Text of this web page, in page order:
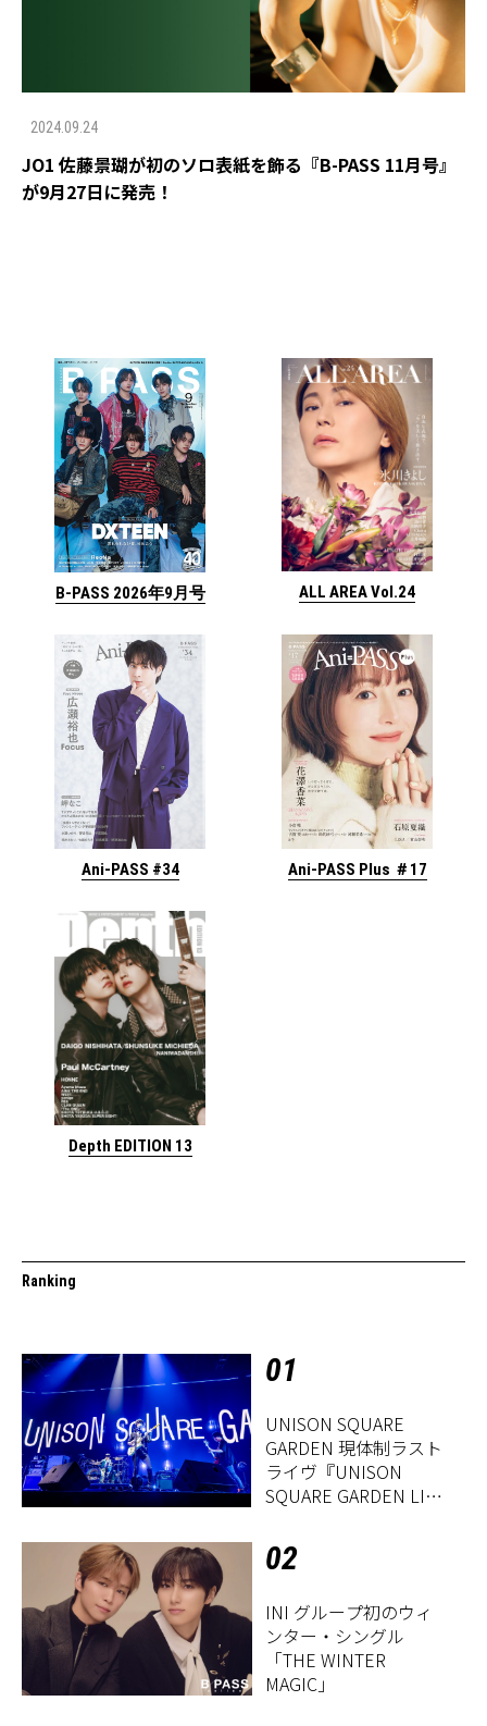
2024.09.24
JO1 佐藤景瑚が初のソロ表紙を飾る『B-PASS 11月号』
が9月27日に発売！
B-PASS 2026年9月号 ALL AREA Vol.24
Ani-PASS #34 Ani-PASS Plus ＃17
Depth EDITION 13
Ranking
01
UNISON SQUARE
GARDEN 現体制ラスト
ライヴ『UNISON
SQUARE GARDEN LIVE
Period」』レポート
02
INI グループ初のウィ
ンター・シングル
「THE WINTER
MAGIC」